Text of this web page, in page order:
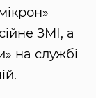
ЗМІ, а
на службі